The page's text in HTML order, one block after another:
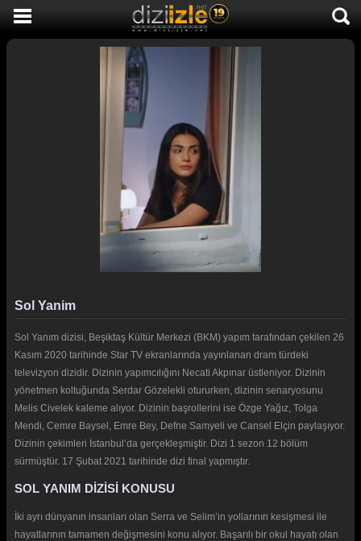
SON EKLENEN DİZİLER
GENÇLİK
DİZİ HABERLERİ
Sol Yanim
Sol Yanım dizisi, Beşiktaş Kültür Merkezi (BKM) yapım tarafından çekilen 26
Kasım 2020 tarihinde Star TV ekranlarında yayınlanan dram türdeki
televizyon dizidir. Dizinin yapımcılığını Necati Akpınar üstleniyor. Dizinin
yönetmen koltuğunda Serdar Gözelekli otururken, dizinin senaryosunu
Melis Civelek kaleme alıyor. Dizinin başrollerini ise Özge Yağız, Tolga
Mendi, Cemre Baysel, Emre Bey, Defne Samyeli ve Cansel Elçin paylaşıyor.
Dizinin çekimleri İstanbul‘da gerçekleşmiştir. Dizi 1 sezon 12 bölüm
sürmüştür. 17 Şubat 2021 tarihinde dizi final yapmıştır.
SOL YANIM DİZİSİ KONUSU
İki ayrı dünyanın insanları olan Serra ve Selim’in yollarının kesişmesi ile
hayatlarının tamamen değişmesini konu alıyor. Başarılı bir okul hayatı olan